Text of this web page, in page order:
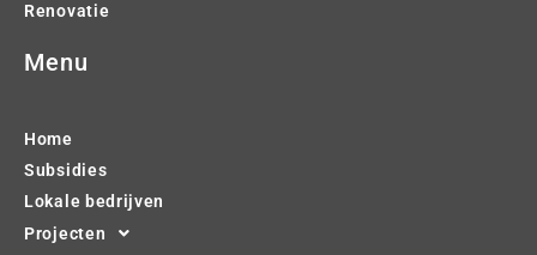
Renovatie
Menu
Home
Subsidies
Lokale bedrijven
Projecten